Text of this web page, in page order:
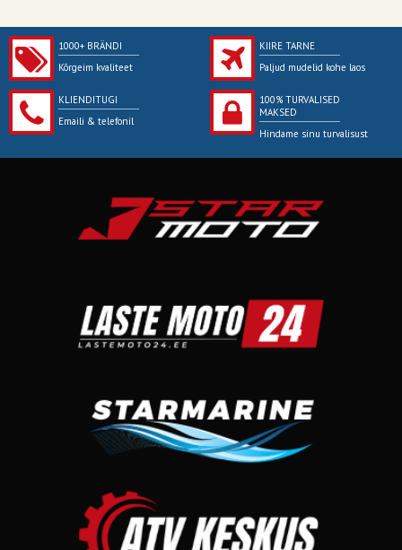
1000+ BRÄNDI
Kõrgeim kvaliteet
KIIRE TARNE
Paljud mudelid kohe laos
KLIENDITUGI
Emaili & telefonil
100% TURVALISED
MAKSED
Hindame sinu turvalisust